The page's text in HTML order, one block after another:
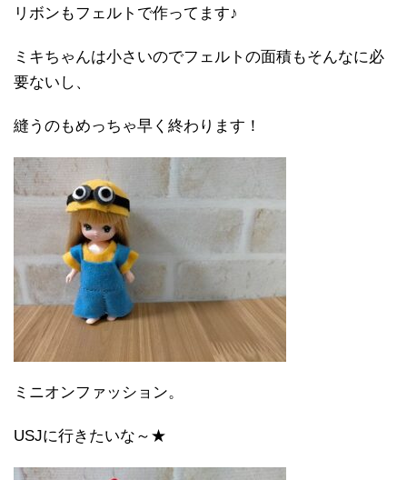
リボンもフェルトで作ってます♪
ミキちゃんは小さいのでフェルトの面積もそんなに必
要ないし、
縫うのもめっちゃ早く終わります！
ミニオンファッション。
USJに行きたいな～★